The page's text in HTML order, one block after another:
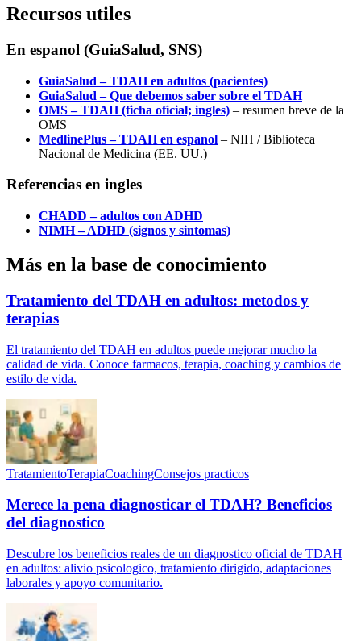
Recursos utiles
En espanol (GuiaSalud, SNS)
GuiaSalud – TDAH en adultos (pacientes)
GuiaSalud – Que debemos saber sobre el TDAH
OMS – TDAH (ficha oficial; ingles) – resumen breve de la
OMS
MedlinePlus – TDAH en espanol – NIH / Biblioteca
Nacional de Medicina (EE. UU.)
Referencias en ingles
CHADD – adultos con ADHD
NIMH – ADHD (signos y sintomas)
Más en la base de conocimiento
Tratamiento del TDAH en adultos: metodos y
terapias
El tratamiento del TDAH en adultos puede mejorar mucho la
calidad de vida. Conoce farmacos, terapia, coaching y cambios de
estilo de vida.
TratamientoTerapiaCoachingConsejos practicos
Merece la pena diagnosticar el TDAH? Beneficios
del diagnostico
Descubre los beneficios reales de un diagnostico oficial de TDAH
en adultos: alivio psicologico, tratamiento dirigido, adaptaciones
laborales y apoyo comunitario.